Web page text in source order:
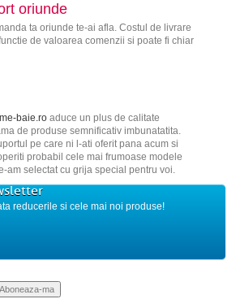
oriunde
ta oriunde te-ai afla. Costul de livrare
de valoarea comenzii si poate fi chiar
baie.roaduce un plus de calitate
de produse semnificativ imbunatatita.
pe care ni l-ati oferit pana acum si
probabil cele mai frumoase modele
am selectat cu grija special pentru voi.
reducerile si cele mai noi produse!